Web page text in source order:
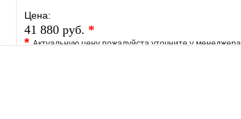
Цена:
41 880 руб. *
*Актуальную цену пожалуйста уточните у менеджера